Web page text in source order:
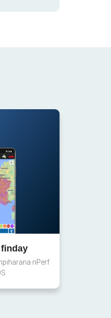
nPerf